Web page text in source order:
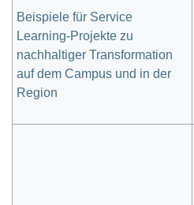
Beispiele für Service
Learning-Projekte zu
nachhaltiger Transformation
auf dem Campus und in der
Region